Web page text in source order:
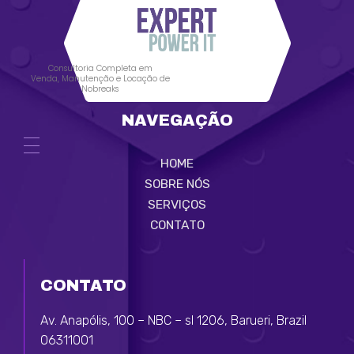
Consultoria Completa em
Venda, Manutenção e Locação de
Nobreaks
NAVEGAÇÃO
HOME
SOBRE NÓS
SERVIÇOS
CONTATO
CONTATO
Av. Anapólis, 100 – NBC – sl 1206, Barueri, Brazil
06311001